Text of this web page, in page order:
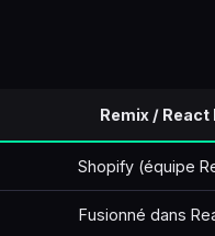
Remix / React
Shopify (équipe
Fusionné dans